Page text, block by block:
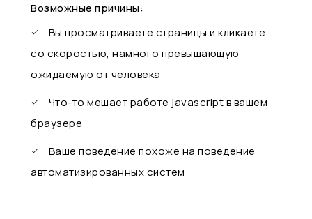
Возможные причины:
Вы просматриваете страницы и кликаете
со скоростью, намного превышающую
ожидаемую от человека
Что-то мешает работе javascript в вашем
браузере
Ваше поведение похоже на поведение
автоматизированных систем